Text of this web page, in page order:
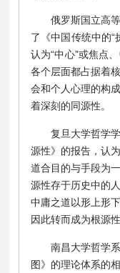
俄罗斯国立高
了《中国传统中的“
认为“中心”或焦点
各个层面都占据着
会和个人心理的构
着深刻的同源性。
复旦大学哲学
源性》的报告，认
道合目的与手段为
源性存于历史中的
中庸之道以形上形
因此转而成为根源性
南昌大学哲学
图》的理论体系的